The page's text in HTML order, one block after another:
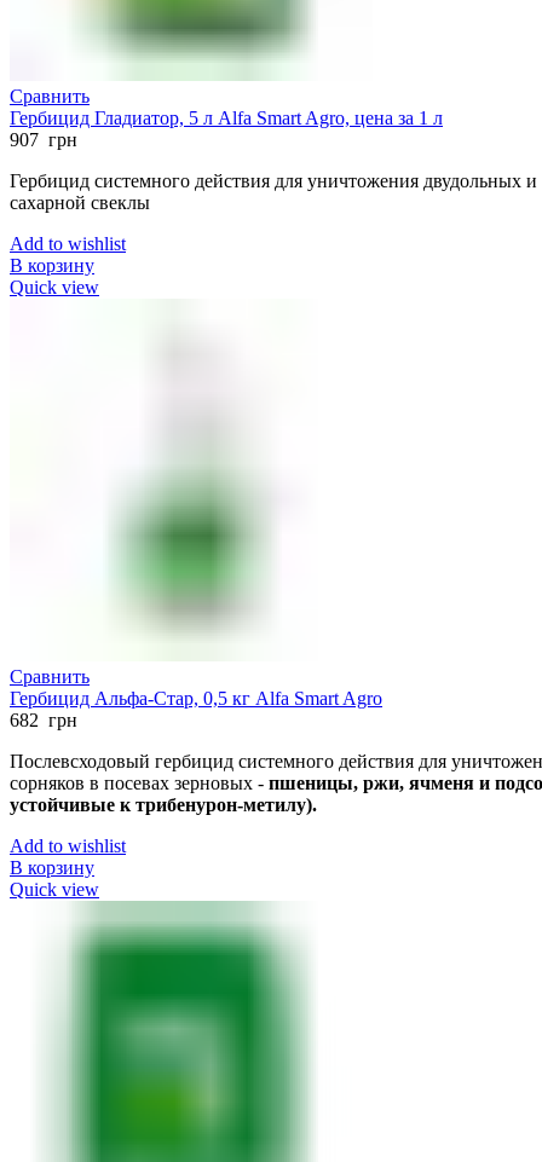
Сравнить
Гербицид Гладиатор, 5 л Alfa Smart Agro, цена за 1 л
907 грн
Гербицид системного действия для уничтожения двудольных
сахарной свеклы
Add to wishlist
В корзину
Quick view
Сравнить
Гербицид Альфа-Стар, 0,5 кг Alfa Smart Agro
682 грн
Послевсходовый гербицид системного действия для
сорняков в посевах зерновых - пшеницы, ржи, ячменя и
устойчивые к трибенурон-метилу).
Add to wishlist
В корзину
Quick view